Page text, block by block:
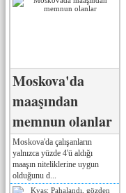
Moskova'da
maaşından
memnun olanlar
Moskova'da çalışanların
yalnızca yüzde 4'ü aldığı
maaşın niteliklerine uygun
olduğunu d...